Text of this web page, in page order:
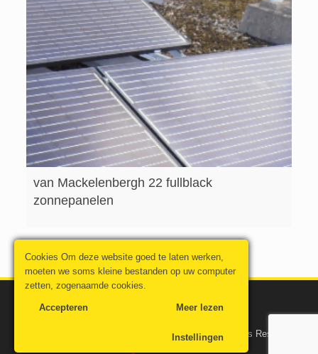
van Mackelenbergh 22 fullblack
zonnepanelen
© 2016 -2019 Zonnepanelenvanboxtel.nl. All Rights Reserved.
Cookies Om deze website goed te laten werken,
moeten we soms kleine bestanden op uw computer
zetten, zogenaamde cookies.
Accepteren Meer lezen
Instellingen